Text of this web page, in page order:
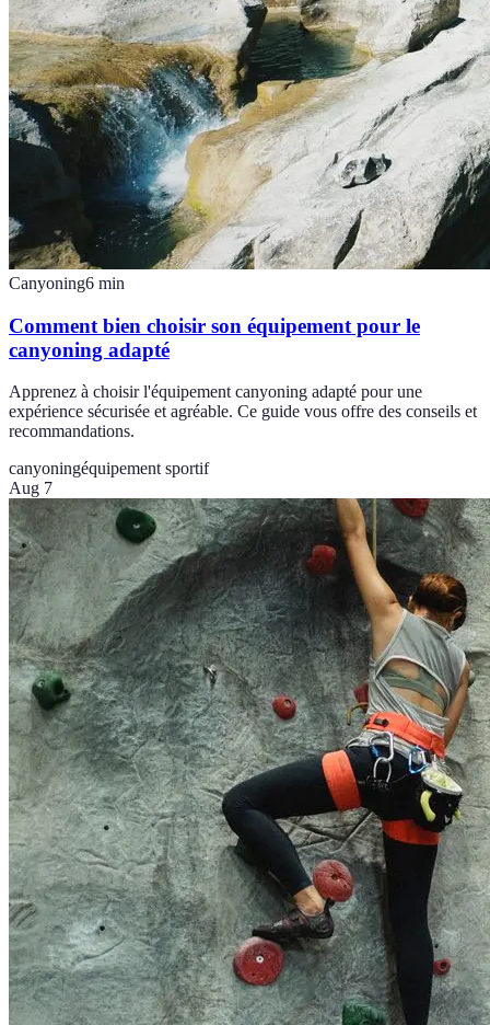
Canyoning6 min
Comment bien choisir son équipement pour le
canyoning adapté
Apprenez à choisir l'équipement canyoning adapté pour une
expérience sécurisée et agréable. Ce guide vous offre des conseils et
recommandations.
canyoningéquipement sportif
Aug 7